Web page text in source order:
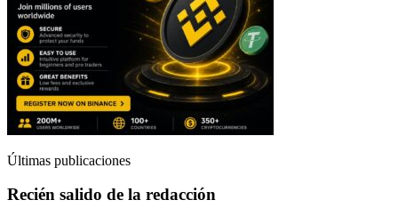
Últimas publicaciones
Recién salido de la redacción